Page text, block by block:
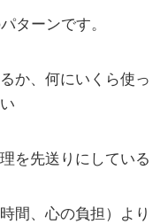
ターンです。
か、何にいくら使っ
を先送りにしている
間、心の負担）より